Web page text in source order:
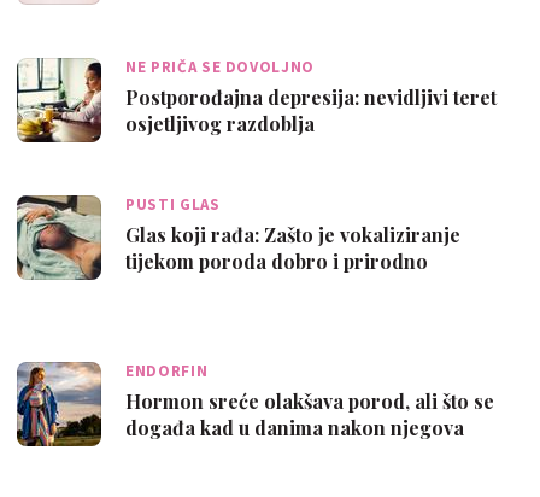
NE PRIČA SE DOVOLJNO
Postporođajna depresija: nevidljivi teret
osjetljivog razdoblja
PUSTI GLAS
Glas koji rađa: Zašto je vokaliziranje
tijekom poroda dobro i prirodno
ENDORFIN
Hormon sreće olakšava porod, ali što se
događa kad u danima nakon njegova